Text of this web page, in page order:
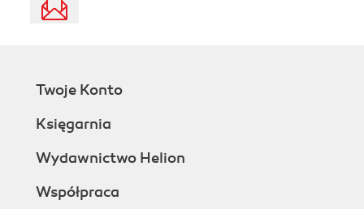
Twoje Konto
Księgarnia
Wydawnictwo Helion
Współpraca